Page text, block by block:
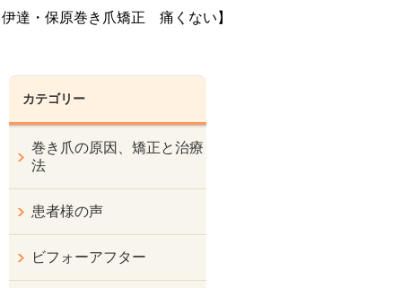
達・保原巻き爪矯正 痛くない】
カテゴリー
巻き爪の原因、矯正と治療
法
患者様の声
ビフォーアフター